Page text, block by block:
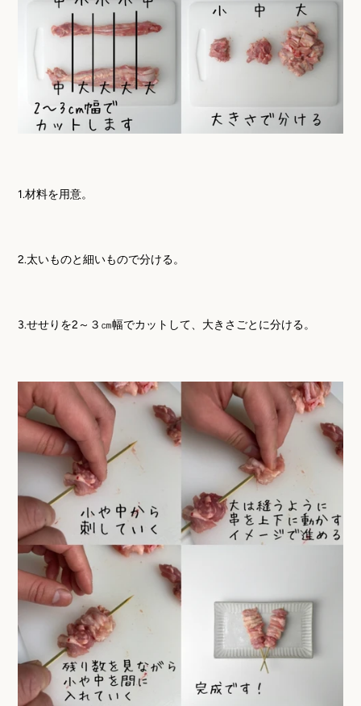
1.材料を用意。
2.太いものと細いもので分ける。
3.せせりを2 ～３㎝幅でカットして、大きさごとに分ける。